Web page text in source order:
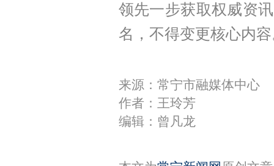
领先一步获取权威资
名，不得变更核心内
来源：常宁市融媒体中心
作者：王玲芳
编辑：曾凡龙